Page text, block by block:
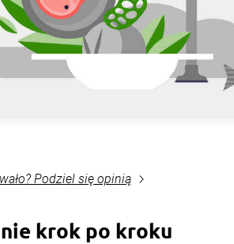
Podziel się opinią
krok po kroku